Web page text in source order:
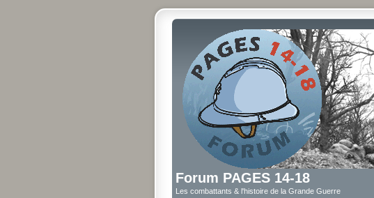
Forum PAGES 14-18
Les combattants & l'histoire de la Grande Guerre